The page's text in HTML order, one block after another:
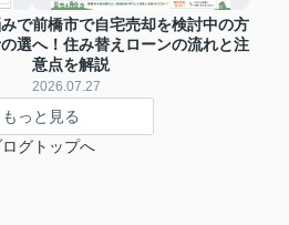
で
選
前橋市で自宅売却を検討中の方
へ！住み替えローンの流れと注
意点を解説
2026.07.27
もっと見る
ログトップへ